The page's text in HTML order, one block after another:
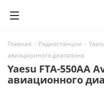
Главная - Радиостанции -
авиационного диапазона
Yaesu FTA-550AA
авиационного